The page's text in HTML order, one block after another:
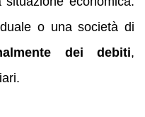
o una società di
dei debiti,